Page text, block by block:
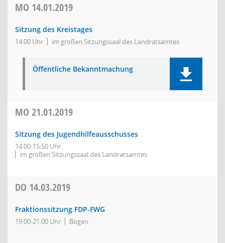
MO 14.01.2019
Sitzung des Kreistages
14:00 Uhr im großen Sitzungssaal des Landratsamtes
Öffentliche Bekanntmachung
MO 21.01.2019
Sitzung des Jugendhilfeausschusses
14:00-15:50 Uhr
im großen Sitzungssaal des Landratsamtes
DO 14.03.2019
Fraktionssitzung FDP-FWG
19:00-21:00 Uhr Bogen